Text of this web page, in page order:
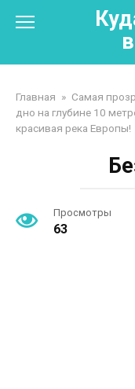
Главная » Самая
дно на глубине 10
красивая река Европы!
Просмотры
63